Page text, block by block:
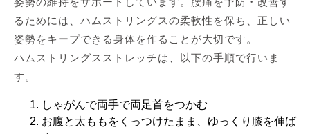
るためには、ハムストリングスの柔軟性を保ち、正しい
姿勢をキープできる身体を作ることが大切です。
ハムストリングスストレッチは、以下の手順で行いま
す。
しゃがんで両手で両足首をつかむ
お腹と太ももをくっつけたまま、ゆっくり膝を伸ば